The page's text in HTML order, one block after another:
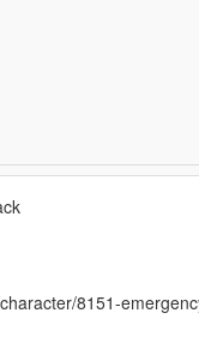
8151-